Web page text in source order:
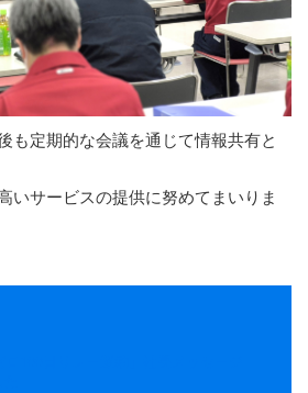
も定期的な会議を通じて情報共有と
いサービスの提供に努めてまいりま